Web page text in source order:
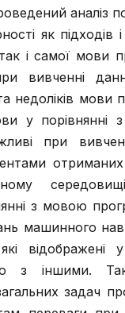
аналіз
як підходів
і самої мови
вивченні
недоліків
у порівнянні
при
з мовою
машинного
відображені
з іншими.
задач